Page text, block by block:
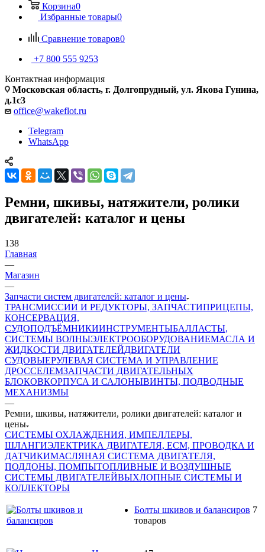
Корзина0
Избранные товары0
Сравнение товаров0
+7 800 555 9253
Контактная информация
Московская область, г. Долгопрудный, ул. Якова Гунина,
д.1с3
office@wakeflot.ru
Telegram
WhatsApp
Ремни, шкивы, натяжители, ролики
двигателей: каталог и цены
138
Главная
—
Магазин
—
Запчасти систем двигателей: каталог и цены
ТРАНСМИССИИ И РЕДУКТОРЫ, ЗАПЧАСТИПРИЦЕПЫ,
КОНСЕРВАЦИЯ,
СУДОПОДЪЁМНИКИИНСТРУМЕНТЫБАЛЛАСТЫ,
СИСТЕМЫ ВОЛНЫЭЛЕКТРООБОРУДОВАНИЕМАСЛА И
ЖИДКОСТИ ДВИГАТЕЛЕЙДВИГАТЕЛИ
СУДОВЫЕРУЛЕВАЯ СИСТЕМА И УПРАВЛЕНИЕ
ДРОССЕЛЕМЗАПЧАСТИ ДВИГАТЕЛЬНЫХ
БЛОКОВКОРПУСА И САЛОНЫВИНТЫ, ПОДВОДНЫЕ
МЕХАНИЗМЫ
—
Ремни, шкивы, натяжители, ролики двигателей: каталог и
цены
СИСТЕМЫ ОХЛАЖДЕНИЯ, ИМПЕЛЛЕРЫ,
ШЛАНГИЭЛЕКТРИКА ДВИГАТЕЛЯ, ECM, ПРОВОДКА И
ДАТЧИКИМАСЛЯНАЯ СИСТЕМА ДВИГАТЕЛЯ,
ПОДДОНЫ, ПОМПЫТОПЛИВНЫЕ И ВОЗДУШНЫЕ
СИСТЕМЫ ДВИГАТЕЛЕЙВЫХЛОПНЫЕ СИСТЕМЫ И
КОЛЛЕКТОРЫ
Болты шкивов и балансиров 7
товаров